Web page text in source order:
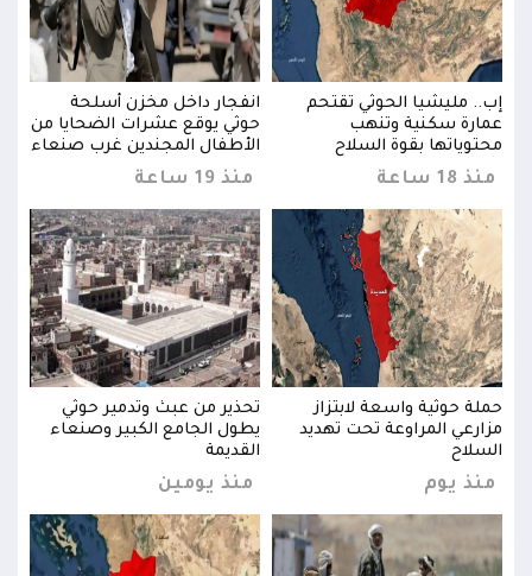
إب.. مليشيا الحوثي تقتحم
عمارة سكنية وتنهب
محتوياتها بقوة السلاح
منذ 18 ساعة
انفجار داخل مخزن أسلحة
حوثي يوقع عشرات الضحايا من
الأطفال المجندين غرب صنعاء
منذ 19 ساعة
حملة حوثية واسعة لابتزاز
مزارعي المراوعة تحت تهديد
السلاح
منذ يوم
تحذير من عبث وتدمير حوثي
يطول الجامع الكبير وصنعاء
القديمة
منذ يومين